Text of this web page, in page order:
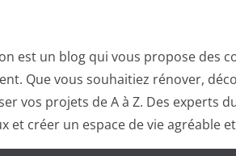
est un blog qui vous propose des
Que vous souhaitiez rénover,
vos projets de A à Z. Des experts
et créer un espace de vie agréable